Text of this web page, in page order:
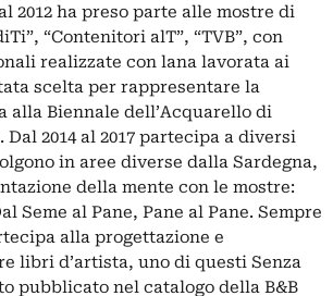
2012 ha preso parte alle mostre di
“Contenitori alT”, “TVB”, con
realizzate con lana lavorata ai
scelta per rappresentare la
alla Biennale dell’Acquarello di
Dal 2014 al 2017 partecipa a diversi
in aree diverse dalla Sardegna,
della mente con le mostre:
Seme al Pane, Pane al Pane. Sempre
alla progettazione e
libri d’artista, uno di questi Senza
pubblicato nel catalogo della B&B